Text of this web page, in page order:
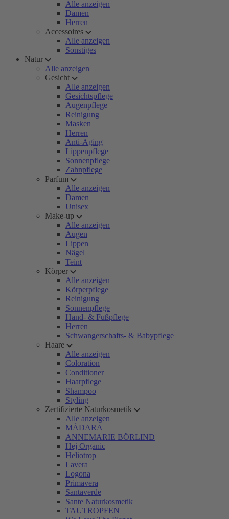
Alle anzeigen
Damen
Herren
Accessoires
Alle anzeigen
Sonstiges
Natur
Alle anzeigen
Gesicht
Alle anzeigen
Gesichtspflege
Augenpflege
Reinigung
Masken
Herren
Anti-Aging
Lippenpflege
Sonnenpflege
Zahnpflege
Parfum
Alle anzeigen
Damen
Unisex
Make-up
Alle anzeigen
Augen
Lippen
Nägel
Teint
Körper
Alle anzeigen
Körperpflege
Reinigung
Sonnenpflege
Hand- & Fußpflege
Herren
Schwangerschafts- & Babypflege
Haare
Alle anzeigen
Coloration
Conditioner
Haarpflege
Shampoo
Styling
Zertifizierte Naturkosmetik
Alle anzeigen
MÁDARA
ANNEMARIE BÖRLIND
Hej Organic
Heliotrop
Lavera
Logona
Primavera
Santaverde
Sante Naturkosmetik
TAUTROPFEN